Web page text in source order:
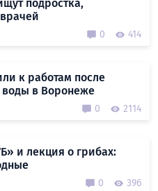
подростка,
0 414
к работам после
воды в Воронеже
0 2114
и лекция о грибах:
0 396